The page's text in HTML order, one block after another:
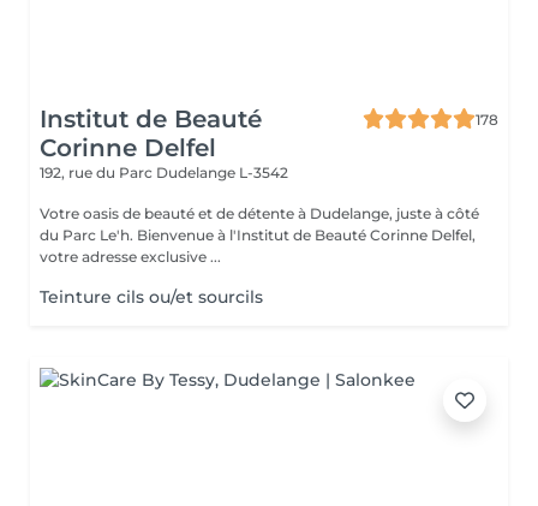
Institut de Beauté
Corinne Delfel
178
192, rue du Parc Dudelange L-3542
Votre oasis de beauté et de détente à Dudelange, juste à côté
du Parc Le'h. Bienvenue à l'Institut de Beauté Corinne Delfel,
votre adresse exclusive ...
Teinture cils ou/et sourcils